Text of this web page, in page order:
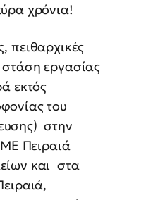
χρόνια!
πειθαρχικές
στάση εργασίας
εκτός
του
στην
Πειραιά
και στα